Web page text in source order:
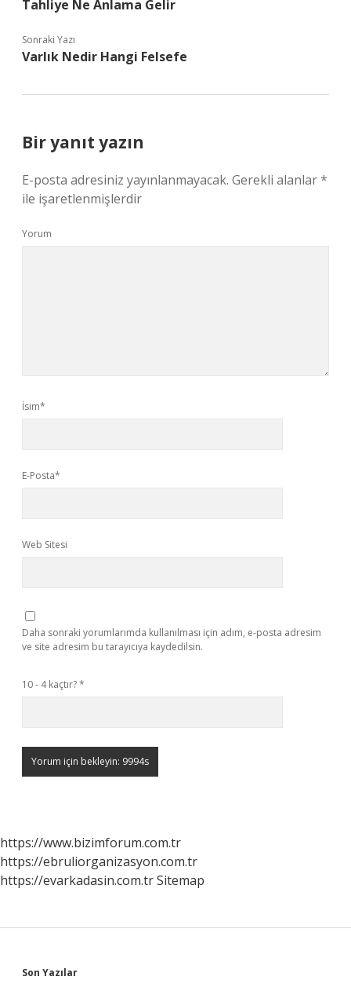
Tahliye Ne Anlama Gelir
Sonraki Yazı
Varlık Nedir Hangi Felsefe
Bir yanıt yazın
E-posta adresiniz yayınlanmayacak. Gerekli alanlar*
ile işaretlenmişlerdir
Yorum
İsim*
E-Posta*
Web Sitesi
Daha sonraki yorumlarımda kullanılması için adım, e-posta adresim
ve site adresim bu tarayıcıya kaydedilsin.
10 - 4 kaçtır?*
https://www.bizimforum.com.tr
https://ebruliorganizasyon.com.tr
https://evarkadasin.com.trSitemap
Son Yazılar